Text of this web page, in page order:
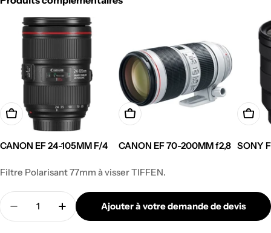
CANON EF 24-105MM F/4
CANON EF 70-200MM f2,8
​​
SONY
Filtre Polarisant 77mm à visser TIFFEN.
Quantité
Diminuer la quantité pour FILTRE POLARISANT
Augmenter la quantité pour FILTRE
Ajouter à votre demande de devis